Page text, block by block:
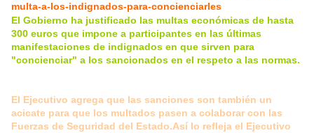
multa-a-los-indignados-para-concienciarles
El Gobierno ha justificado las multas económicas de hasta
300 euros que impone a participantes en las últimas
manifestaciones de indignados en que sirven para
"concienciar" a los sancionados en el respeto a las normas.
El Ejecutivo agrega que las sanciones son también un
acicate para que los multados pasen a colaborar con las
Fuerzas de Seguridad del Estado.Así lo refleja el Ejecutivo